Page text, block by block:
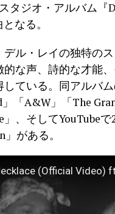
タジオ・アルバム『
なる。
ル・レイの独特の
な声、詩的な才能
ている。同アルバ
「A&W」「The
、そしてYouTube
」がある。
(Official Video)